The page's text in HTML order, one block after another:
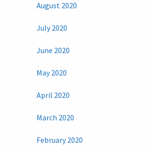
August 2020
July 2020
June 2020
May 2020
April 2020
March 2020
February 2020